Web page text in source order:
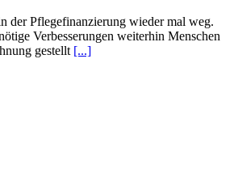
der Pflegefinanzierung wieder mal weg.
Verbesserungen weiterhin Menschen
gestellt [...]